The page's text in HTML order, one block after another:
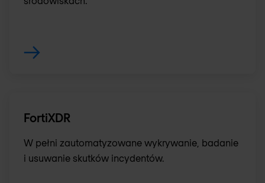
FortiXDR
W pełni zautomatyzowane wykrywanie, badanie
i usuwanie skutków incydentów.